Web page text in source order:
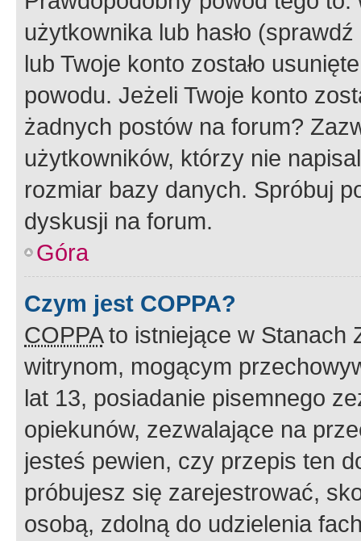
użytkownika lub hasło
lub Twoje konto zostało
powodu. Jeżeli Twoje konto
żadnych postów na forum?
użytkowników, którzy nie
rozmiar bazy danych. Spróbuj
dyskusji na forum.
Góra
Czym jest COPPA?
COPPAto istniejące w Stanach
witrynom, mogącym
lat 13, posiadanie pisemnego
opiekunów, zezwalające na
jesteś pewien, czy przepis ten
próbujesz się zarejestrować,
osobą, zdolną do udzielenia